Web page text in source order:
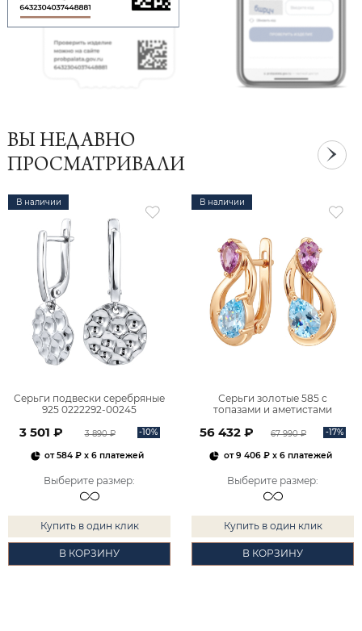
ВЫ НЕДАВНО
ПРОСМАТРИВАЛИ
В наличии
Серьги подвески серебряные
925 0222292-00245
3 501 ₽ 3 890 ₽ -10%
от584 ₽ x 6 платежей
Выберите размер:
Купить в один клик
В КОРЗИНУ
В наличии
Серьги золотые 585 с
топазами и аметистами
56 432 ₽ 67 990 ₽ -17%
от9 406 ₽x 6 платежей
Выберите размер:
Купить в один клик
В КОРЗИНУ